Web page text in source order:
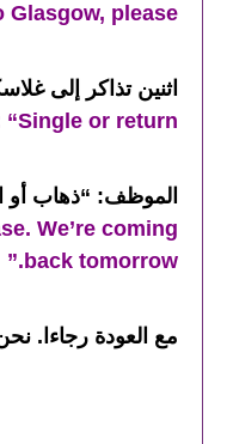
please.”
اثنين تذاكر إلى
“Single or return
الموظف: “ذهاب أو
We’re coming
back tomorrow.”
مع العودة رجاءا.